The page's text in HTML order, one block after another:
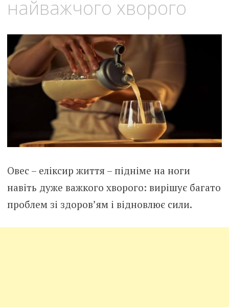
найважчого хворого
Овес – еліксир життя – підніме на ноги
навіть дуже важкого хворого: вирішує багато
проблем зі здоров’ям і відновлює сили.